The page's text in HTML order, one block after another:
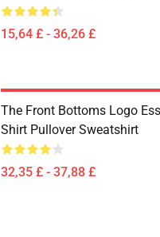
15,64 £ - 36,26 £
The Front Bottoms Logo
Shirt Pullover Sweatshirt
32,35 £ - 37,88 £